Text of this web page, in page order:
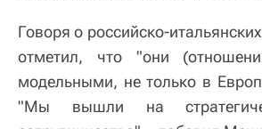
Говоря о российско-
отметил, что "они
модельными, не только в
"Мы вышли на